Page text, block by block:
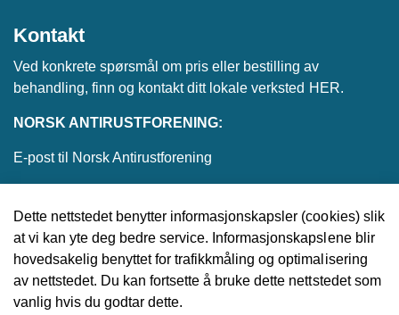
Kontakt
Ved konkrete spørsmål om pris eller bestilling av
behandling, finn og kontakt ditt lokale verksted HER.
NORSK ANTIRUSTFORENING:
E-post til Norsk Antirustforening
© 2026 Norsk Antirustforening
Utviklet avUpday
Dette nettstedet benytter informasjonskapsler (cookies) slik
at vi kan yte deg bedre service. Informasjonskapslene blir
hovedsakelig benyttet for trafikkmåling og optimalisering
av nettstedet. Du kan fortsette å bruke dette nettstedet som
vanlig hvis du godtar dette.